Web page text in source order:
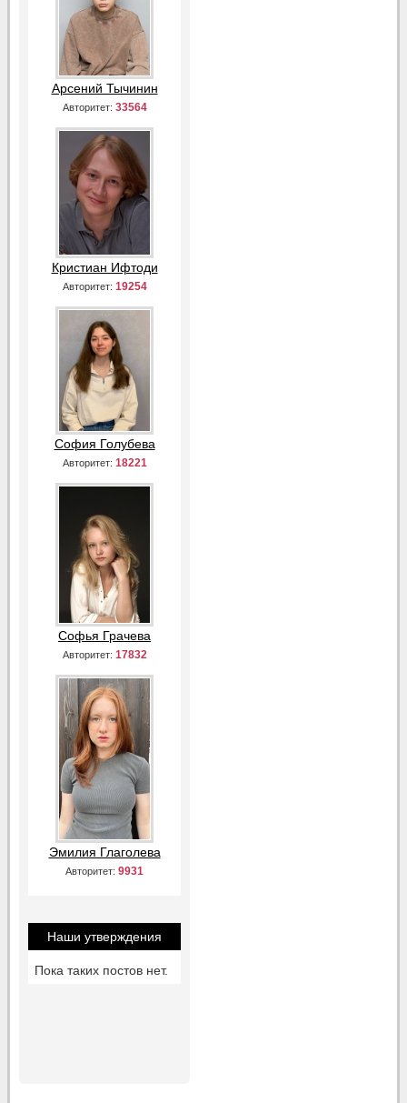
Арсений Тычинин
Авторитет: 33564
Кристиан Ифтоди
Авторитет: 19254
София Голубева
Авторитет: 18221
Софья Грачева
Авторитет: 17832
Эмилия Глаголева
Авторитет: 9931
Наши утверждения
Пока таких постов нет.